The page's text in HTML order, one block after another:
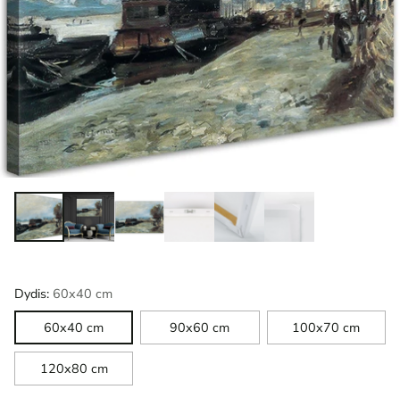
Dydis: 60x40 cm
60x40 cm
90x60 cm 100x70 cm
120x80 cm